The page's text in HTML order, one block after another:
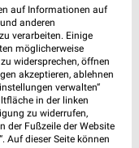
Geöffnet
auf Informationen auf
anderen
verarbeiten. Einige
möglicherweise
widersprechen, öffnen
akzeptieren, ablehnen
verwalten“
in der linken
zu widerrufen,
der Fußzeile der Website
Auf dieser Seite können